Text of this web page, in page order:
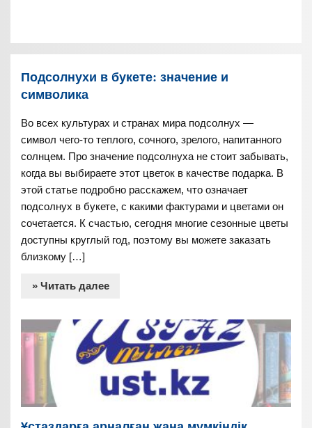
Подсолнухи в букете: значение и
символика
Во всех культурах и странах мира подсолнух —
символ чего-то теплого, сочного, зрелого, напитанного
солнцем. Про значение подсолнуха не стоит забывать,
когда вы выбираете этот цветок в качестве подарка. В
этой статье подробно расскажем, что означает
подсолнух в букете, с какими фактурами и цветами он
сочетается. К счастью, сегодня многие сезонные цветы
доступны круглый год, поэтому вы можете заказать
близкому […]
» Читать далее